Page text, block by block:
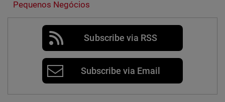
Pequenos Negócios
Subscribe via RSS
Subscribe via Email